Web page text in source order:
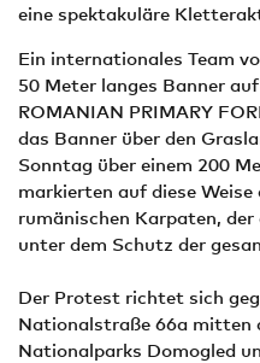
eine spektakuläre
Ein internationales Team
50 Meter langes Banner
ROMANIAN PRIMARY
das Banner über den
Sonntag über einem 200
markierten auf diese
rumänischen Karpaten,
unter dem Schutz der
Der Protest richtet sich
National­straße 66a mitten
Nationalparks Domogled